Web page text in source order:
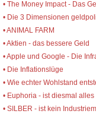
• The Money Impact - Das
• Die 3 Dimensionen
• ANIMAL FARM
• Aktien - das bessere Geld
• Apple und Google - Die
• Die Inflationslüge
• Wie echter Wohlstand
• Euphoria - ist diesmal
• SILBER - ist kein